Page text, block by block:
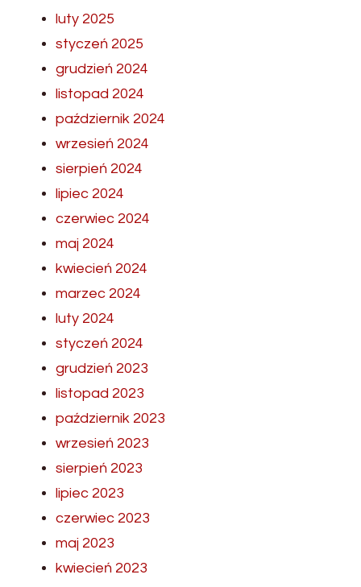
luty 2025
styczeń 2025
grudzień 2024
listopad 2024
październik 2024
wrzesień 2024
sierpień 2024
lipiec 2024
czerwiec 2024
maj 2024
kwiecień 2024
marzec 2024
luty 2024
styczeń 2024
grudzień 2023
listopad 2023
październik 2023
wrzesień 2023
sierpień 2023
lipiec 2023
czerwiec 2023
maj 2023
kwiecień 2023